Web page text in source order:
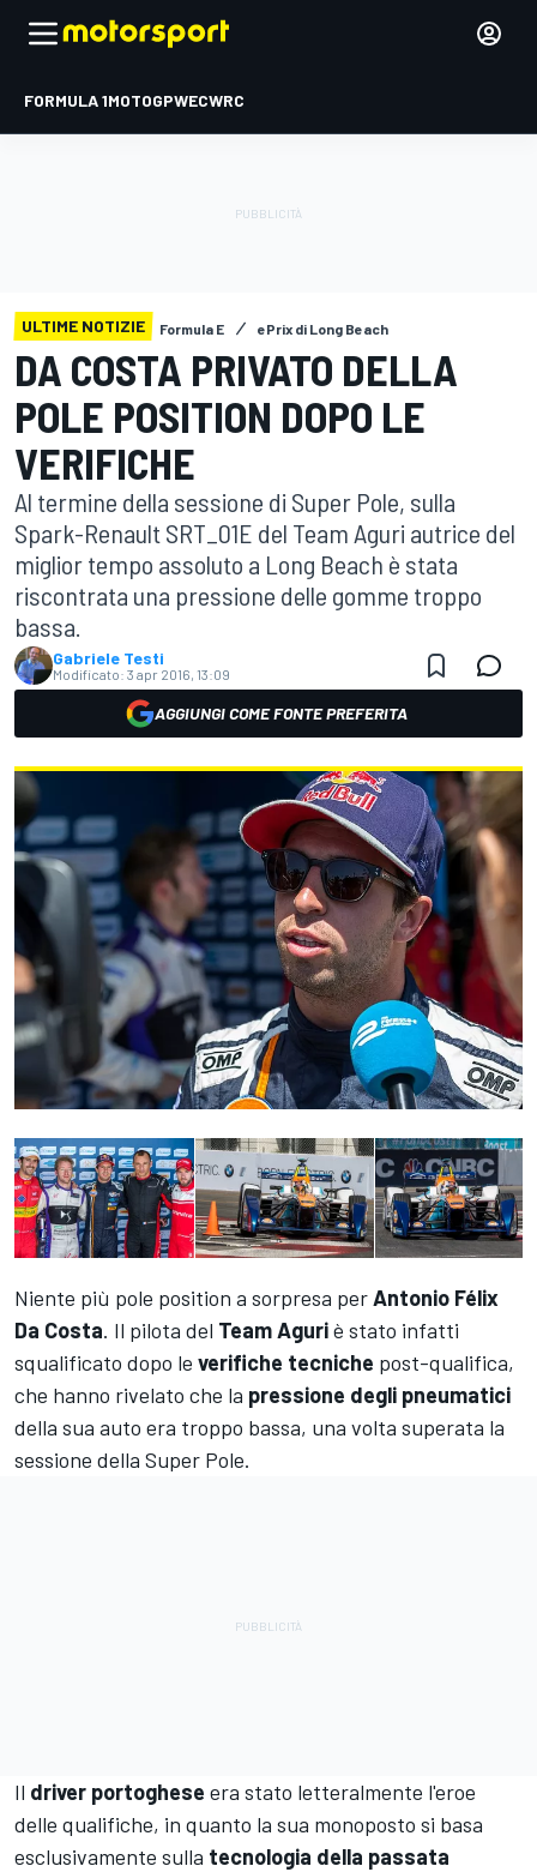
FORMULA 1MOTOGPWECWRC
ULTIME NOTIZIE Formula E ePrix di Long Beach
DA COSTA PRIVATO DELLA
POLE POSITION DOPO LE
VERIFICHE
Al termine della sessione di Super Pole, sulla
Spark-Renault SRT_01E del Team Aguri autrice del
miglior tempo assoluto a Long Beach è stata
riscontrata una pressione delle gomme troppo
bassa.
Gabriele Testi
Modificato: 3 apr 2016, 13:09
AGGIUNGI COME FONTE PREFERITA
Niente più pole position a sorpresa perAntonio Félix
Da Costa. Il pilota del Team Aguriè stato infatti
squalificato dopo le verifiche tecniche post-qualifica,
che hanno rivelato che la pressione degli pneumatici
della sua auto era troppo bassa, una volta superata la
sessione della Super Pole.
Il driver portoghese era stato letteralmente l'eroe
delle qualifiche, in quanto la sua monoposto si basa
esclusivamente sulla tecnologia della passata